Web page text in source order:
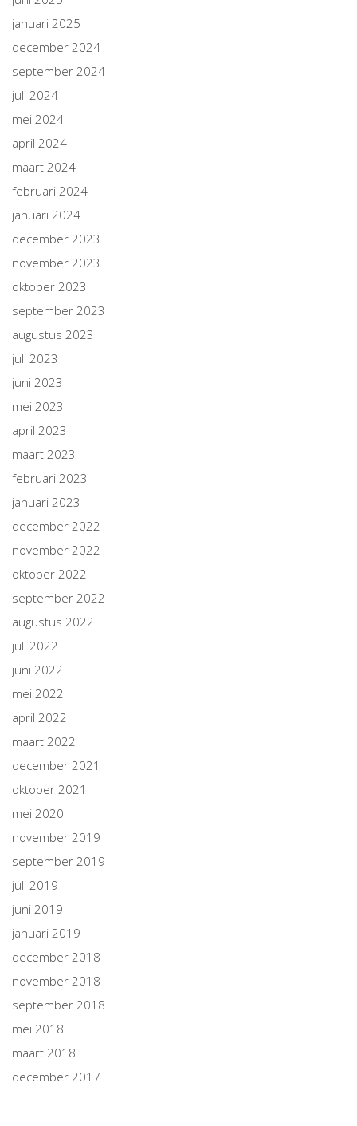
januari 2025
december 2024
september 2024
juli 2024
mei 2024
april 2024
maart 2024
februari 2024
januari 2024
december 2023
november 2023
oktober 2023
september 2023
augustus 2023
juli 2023
juni 2023
mei 2023
april 2023
maart 2023
februari 2023
januari 2023
december 2022
november 2022
oktober 2022
september 2022
augustus 2022
juli 2022
juni 2022
mei 2022
april 2022
maart 2022
december 2021
oktober 2021
mei 2020
november 2019
september 2019
juli 2019
juni 2019
januari 2019
december 2018
november 2018
september 2018
mei 2018
maart 2018
december 2017